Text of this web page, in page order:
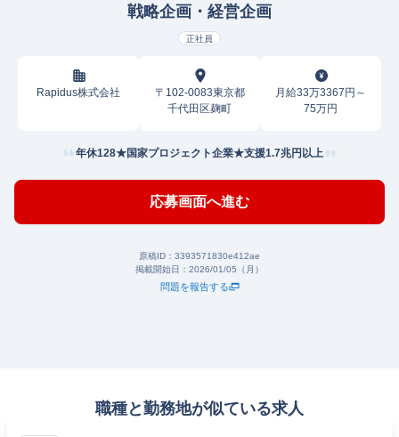
戦略企画・経営企画
正社員
Rapidus株式会社
〒102-0083東京都
千代田区麹町
月給33万3367円～
75万円
年休128★国家プロジェクト企業★支援1.7兆円以上
応募画面へ進む
原稿ID： 3393571830e412ae
掲載開始日： 2026/01/05（月）
問題を報告する
職種と勤務地が似ている求人